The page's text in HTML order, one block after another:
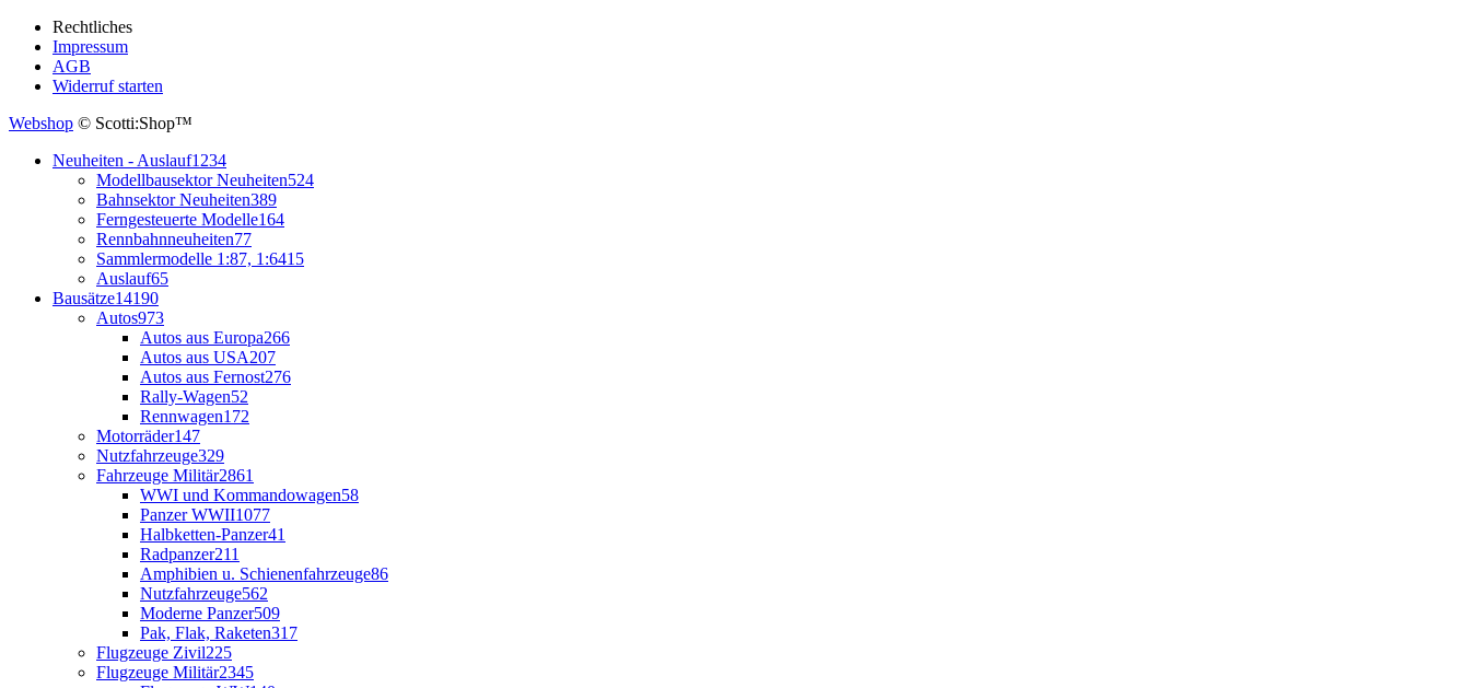
Rechtliches
Impressum
AGB
Widerruf starten
Webshop © Scotti:Shop™
Neuheiten - Auslauf1234
Modellbausektor Neuheiten524
Bahnsektor Neuheiten389
Ferngesteuerte Modelle164
Rennbahnneuheiten77
Sammlermodelle 1:87, 1:6415
Auslauf65
Bausätze14190
Autos973
Autos aus Europa266
Autos aus USA207
Autos aus Fernost276
Rally-Wagen52
Rennwagen172
Motorräder147
Nutzfahrzeuge329
Fahrzeuge Militär2861
WWI und Kommandowagen58
Panzer WWII1077
Halbketten-Panzer41
Radpanzer211
Amphibien u. Schienenfahrzeuge86
Nutzfahrzeuge562
Moderne Panzer509
Pak, Flak, Raketen317
Flugzeuge Zivil225
Flugzeuge Militär2345